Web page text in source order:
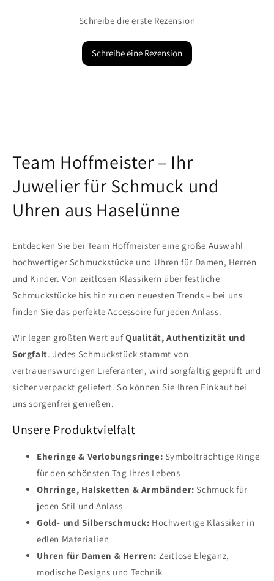
Schreibe die erste Rezension
Schreibe eine Rezension
Team Hoffmeister – Ihr
Juwelier für Schmuck und
Uhren aus Haselünne
Entdecken Sie bei Team Hoffmeister eine große Auswahl
hochwertiger Schmuckstücke und Uhren für Damen, Herren
und Kinder. Von zeitlosen Klassikern über festliche
Schmuckstücke bis hin zu den neuesten Trends – bei uns
finden Sie das perfekte Accessoire für jeden Anlass.
Wir legen größten Wert aufQualität, Authentizität und
Sorgfalt. Jedes Schmuckstück stammt von
vertrauenswürdigen Lieferanten, wird sorgfältig geprüft und
sicher verpackt geliefert. So können Sie Ihren Einkauf bei
uns sorgenfrei genießen.
Unsere Produktvielfalt
Eheringe & Verlobungsringe: Symbolträchtige Ringe
für den schönsten Tag Ihres Lebens
Ohrringe, Halsketten & Armbänder: Schmuck für
jeden Stil und Anlass
Gold- und Silberschmuck: Hochwertige Klassiker in
edlen Materialien
Uhren für Damen & Herren: Zeitlose Eleganz,
modische Designs und Technik